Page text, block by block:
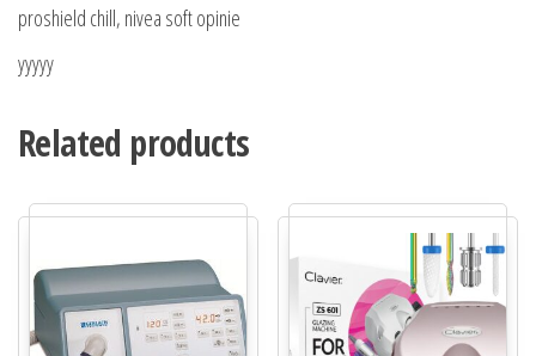
proshield chill, nivea soft opinie
yyyyy
Related products